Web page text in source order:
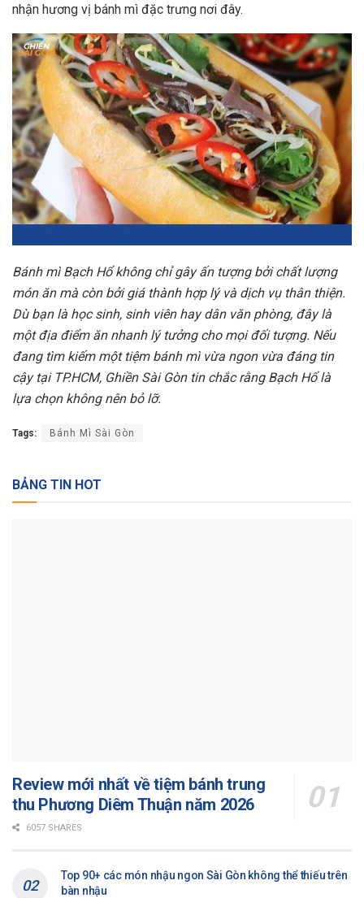
nhận hương vị bánh mì đặc trưng nơi đây.
Bánh mì Bạch Hổ không chỉ gây ấn tượng bởi chất lượng
món ăn mà còn bởi giá thành hợp lý và dịch vụ thân thiện.
Dù bạn là học sinh, sinh viên hay dân văn phòng, đây là
một địa điểm ăn nhanh lý tưởng cho mọi đối tượng. Nếu
đang tìm kiếm một tiệm bánh mì vừa ngon vừa đáng tin
cậy tại TP.HCM, Ghiền Sài Gòn tin chắc rằng Bạch Hổ là
lựa chọn không nên bỏ lỡ.
Tags: Bánh Mì Sài Gòn
BẢNG TIN HOT
Review mới nhất về tiệm bánh trung
thu Phương Diêm Thuận năm 2026
6057 SHARES
Top 90+ các món nhậu ngon Sài Gòn không thể thiếu trên
bàn nhậu